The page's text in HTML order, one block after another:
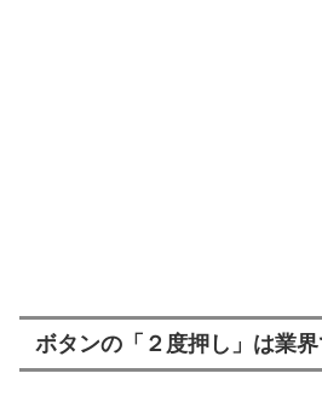
ボタンの「２度押し」は業